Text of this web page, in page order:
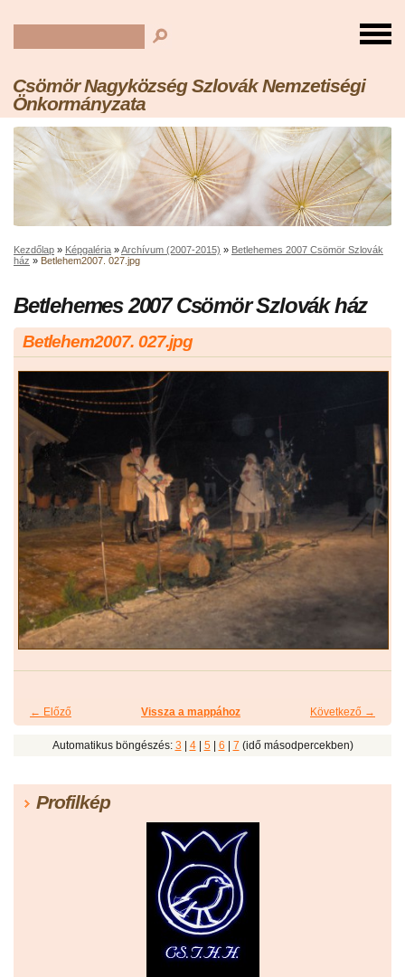
Csömör Nagyközség Szlovák Nemzetiségi
Önkormányzata
Kezdőlap » Képgaléria »Archívum (2007-2015) » Betlehemes 2007 Csömör Szlovák
ház » Betlehem2007. 027.jpg
Betlehemes 2007 Csömör Szlovák ház
Betlehem2007. 027.jpg
← Előző Következő →
Vissza a mappához
Automatikus böngészés: 3 4| 5| 6 7 (idő másodpercekben)
Profilkép